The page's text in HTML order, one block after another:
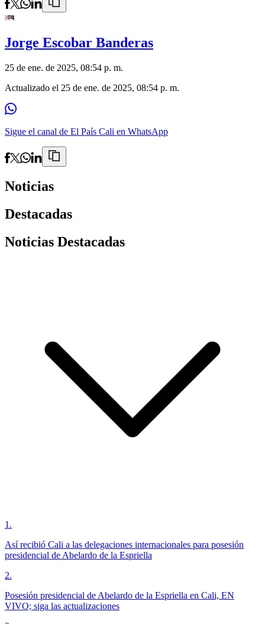
Jorge Escobar Banderas
25 de ene. de 2025, 08:54 p. m.
Actualizado el 25 de ene. de 2025, 08:54 p. m.
Sigue el canal de El País Cali en WhatsApp
Noticias
Destacadas
Noticias Destacadas
1 .
Así recibió Cali a las delegaciones internacionales para posesión
presidencial de Abelardo de la Espriella
2.
Posesión presidencial de Abelardo de la Espriella en Cali, EN
VIVO; siga las actualizaciones